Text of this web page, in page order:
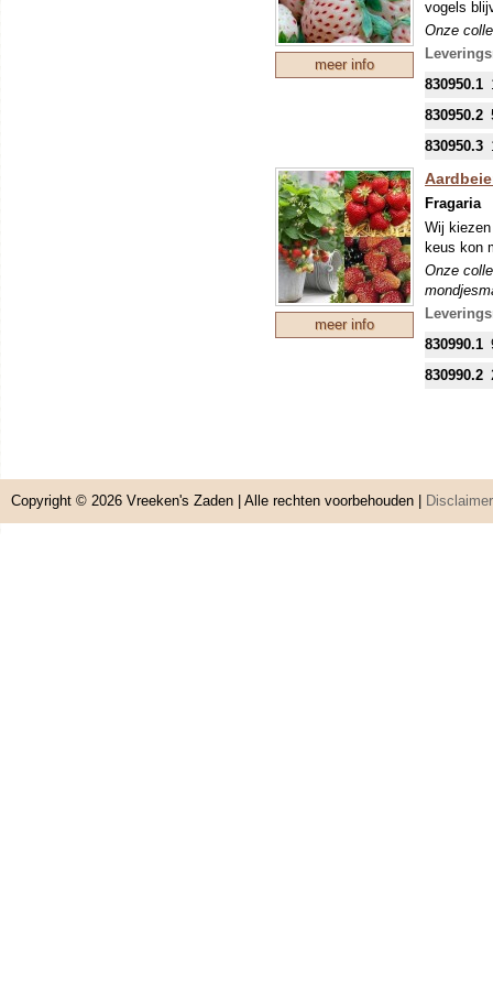
meer info
vogels
Onze
mei
eventuele
830950.1
830950.2
830950.3
meer info
Fragaria
Wij
keus kon
Onze
nieuwe
eventuele
830990.1
830990.2
Copyright © 2026 Vreeken's Zaden | Alle rechten voorbehouden | Disclaimer